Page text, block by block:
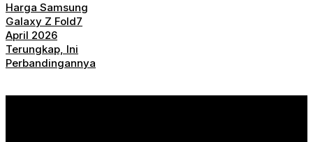
Harga Samsung
Galaxy Z Fold7
April 2026
Terungkap, Ini
Perbandingannya